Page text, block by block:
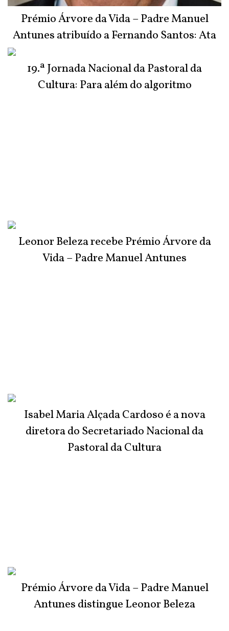
Prémio Árvore da Vida – Padre Manuel
Antunes atribuído a Fernando Santos: Ata
19.ª Jornada Nacional da Pastoral da
Cultura: Para além do algoritmo
Leonor Beleza recebe Prémio Árvore da
Vida – Padre Manuel Antunes
Isabel Maria Alçada Cardoso é a nova
diretora do Secretariado Nacional da
Pastoral da Cultura
Prémio Árvore da Vida – Padre Manuel
Antunes distingue Leonor Beleza